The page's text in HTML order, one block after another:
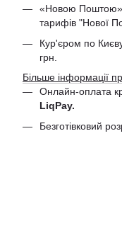
«Новою Поштою»
тарифів "Нової
Кур'єром по
грн.
Більше інформації
Онлайн-оплата
LiqPay.
Безготівковий